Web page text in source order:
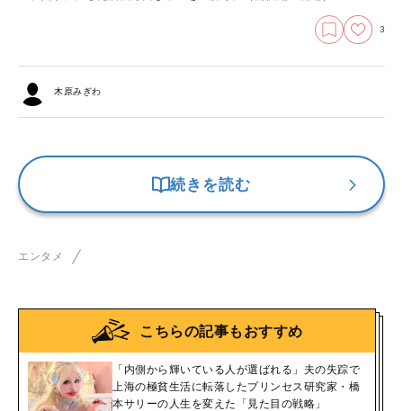
3
木原みぎわ
続きを読む
エンタメ
こちらの記事もおすすめ
「内側から輝いている人が選ばれる」夫の失踪で
上海の極貧生活に転落したプリンセス研究家・橋
本サリーの人生を変えた「見た目の戦略」